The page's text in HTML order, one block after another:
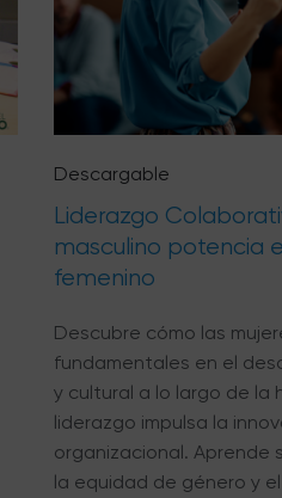
Descargable
Liderazgo
masculino potencia
femenino
Descubre cómo las
fundamentales en el
y cultural a lo largo de la
liderazgo impulsa la
organizacional. Aprende
la equidad de género y